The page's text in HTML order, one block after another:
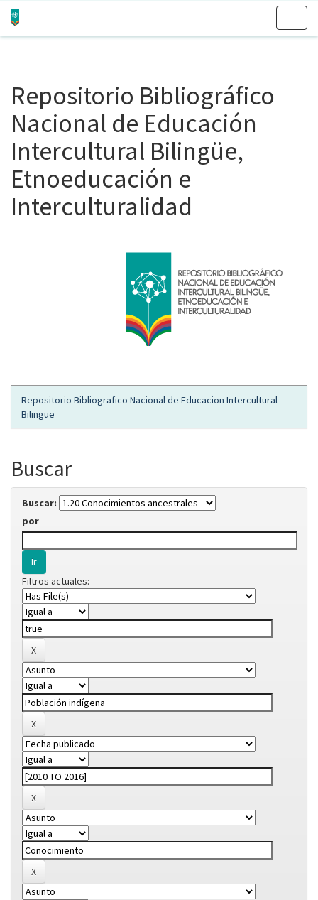
Repositorio Bibliográfico
Nacional de Educación
Intercultural Bilingüe,
Etnoeducación e
Interculturalidad
Repositorio Bibliografico Nacional de Educacion Intercultural
Bilingue
Buscar
Buscar:
por
Filtros actuales: